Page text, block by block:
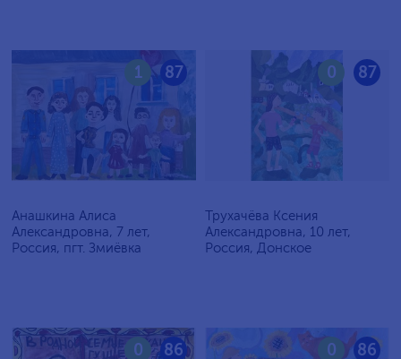
87
1
Анашкина Алиса
Александровна, 7 лет,
Россия, пгт. Змиёвка
87
0
Трухачёва Ксения
Александровна, 10 лет,
Россия, Донское
86
0 86
0